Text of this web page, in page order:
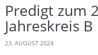
Predigt zum
Jahreskreis B
23. AUGUST 2024